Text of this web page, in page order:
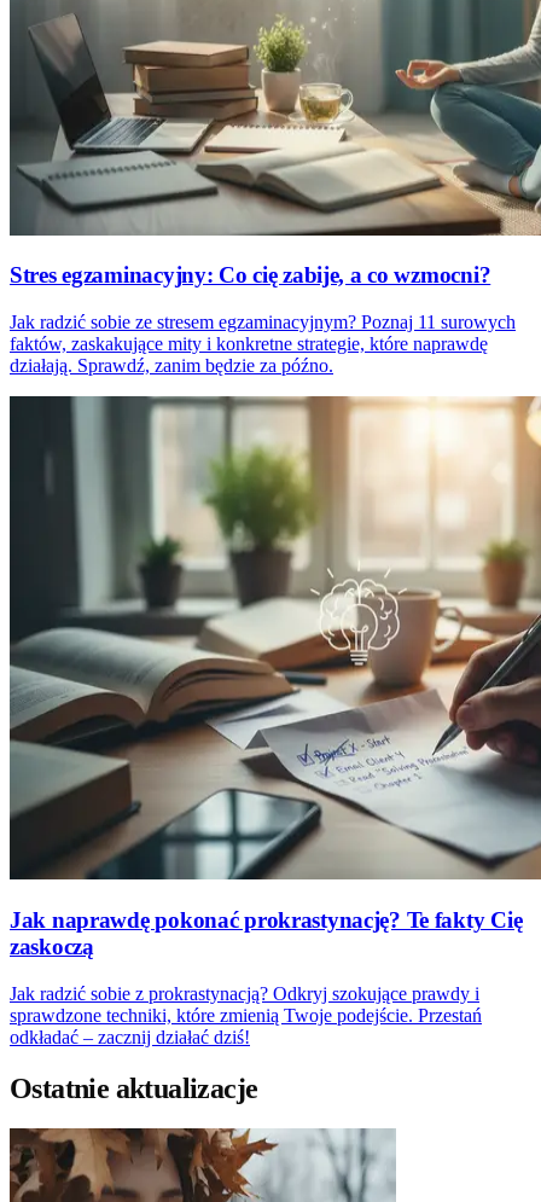
Stres egzaminacyjny: Co cię zabije, a co wzmocni?
Jak radzić sobie ze stresem egzaminacyjnym? Poznaj 11 surowych
faktów, zaskakujące mity i konkretne strategie, które naprawdę
działają. Sprawdź, zanim będzie za późno.
Jak naprawdę pokonać prokrastynację? Te fakty Cię
zaskoczą
Jak radzić sobie z prokrastynacją? Odkryj szokujące prawdy i
sprawdzone techniki, które zmienią Twoje podejście. Przestań
odkładać – zacznij działać dziś!
Ostatnie aktualizacje